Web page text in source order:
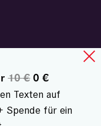
10 €0 €
Texten auf
Spende für ein